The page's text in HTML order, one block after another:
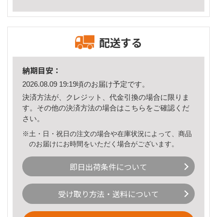
配送する
納期目安：
2026.08.09 19:19頃のお届け予定です。
決済方法が、クレジット、代金引換の場合に限りま
す。その他の決済方法の場合はこちら をご確認くだ
さい。
※土・日・祝日の注文の場合や在庫状況によって、商品
のお届けにお時間をいただく場合がございます。
即日出荷条件について
受け取り方法・送料について